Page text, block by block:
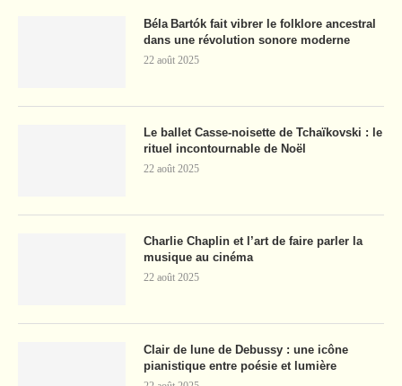
Béla Bartók fait vibrer le folklore ancestral
dans une révolution sonore moderne
22 août 2025
Le ballet Casse-noisette de Tchaïkovski : le
rituel incontournable de Noël
22 août 2025
Charlie Chaplin et l’art de faire parler la
musique au cinéma
22 août 2025
Clair de lune de Debussy : une icône
pianistique entre poésie et lumière